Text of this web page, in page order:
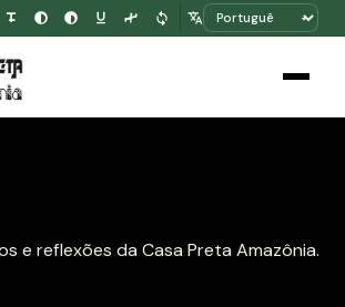
e reflexões da Casa Preta Amazônia.